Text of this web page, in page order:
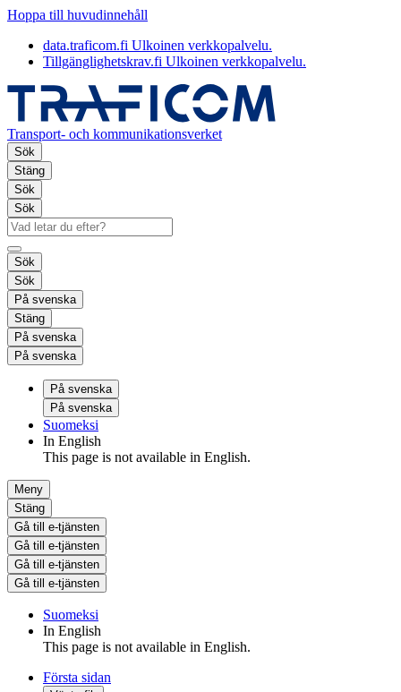
Hoppa till huvudinnehåll
data.traficom.fi Ulkoinen verkkopalvelu.
Tillgänglighetskrav.fi Ulkoinen verkkopalvelu.
Transport- och kommunikationsverket
Sök
Stäng
Sök
Sök
Sök
Sök
På svenska
Stäng
På svenska
På svenska
På svenska
På svenska
Suomeksi
In English
This page is not available in English.
Meny
Stäng
Gå till e-tjänsten
Gå till e-tjänsten
Gå till e-tjänsten
Gå till e-tjänsten
Suomeksi
In English
This page is not available in English.
Första sidan